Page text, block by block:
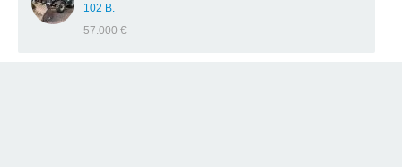
102 B.
57.000 €